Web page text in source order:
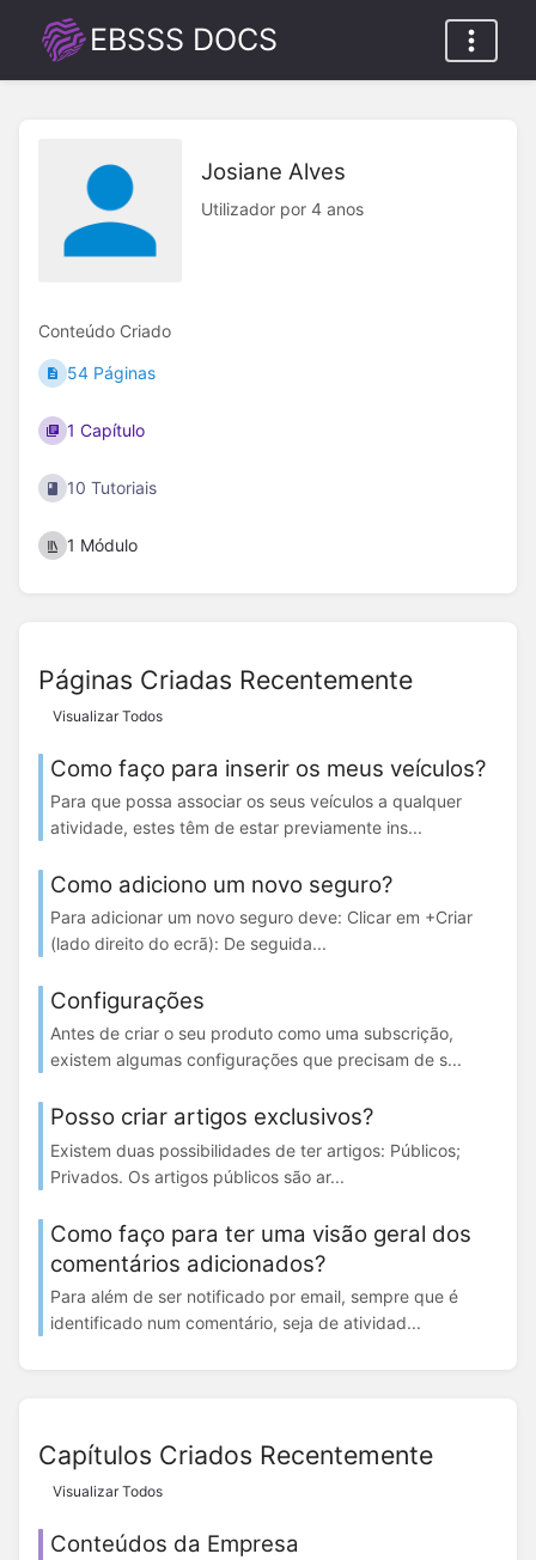
EBSSS DOCS
Josiane Alves
Utilizador por 4 anos
Conteúdo Criado
54 Páginas
1 Capítulo
10 Tutoriais
1 Módulo
Páginas Criadas Recentemente
Visualizar Todos
Como faço para inserir os meus veículos?
Para que possa associar os seus veículos a qualquer
atividade, estes têm de estar previamente ins...
Como adiciono um novo seguro?
Para adicionar um novo seguro deve: Clicar em +Criar
(lado direito do ecrã): De seguida...
Configurações
Antes de criar o seu produto como uma subscrição,
existem algumas configurações que precisam de s...
Posso criar artigos exclusivos?
Existem duas possibilidades de ter artigos: Públicos;
Privados. Os artigos públicos são ar...
Como faço para ter uma visão geral dos
comentários adicionados?
Para além de ser notificado por email, sempre que é
identificado num comentário, seja de atividad...
Capítulos Criados Recentemente
Visualizar Todos
Conteúdos da Empresa